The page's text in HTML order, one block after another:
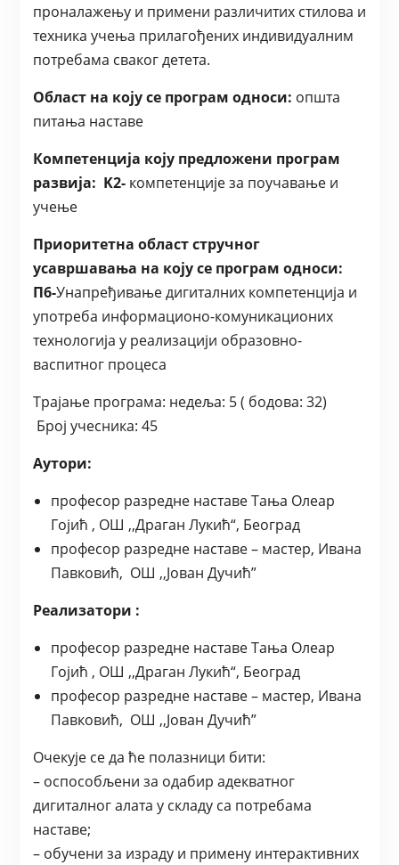
проналажењу и примени различитих стилова и
техника учења прилагођених индивидуалним
потребама сваког детета.
Област на коју се програм односи: општа
питања наставе
Компетенција коју предложени програм
развија: K2- компетенције за поучавање и
учење
Приоритетна област стручног
усавршавања на коју се програм односи:
П6-Унапређивање дигиталних компетенција и
употреба информационо-комуникационих
технологија у реализацији образовно-
васпитног процеса
Трајање програма: недеља: 5 ( бодова: 32)
Број учесника: 45
Аутори:
професор разредне наставе Тања Олеар
Гојић , ОШ ,,Драган Лукић“, Београд
професор разредне наставе – мастер, Ивана
Павковић, ОШ ,,Јован Дучић”
Реализатори :
професор разредне наставе Тања Олеар
Гојић , ОШ ,,Драган Лукић“, Београд
професор разредне наставе – мастер, Ивана
Павковић, ОШ ,,Јован Дучић”
Очекује се да ће полазници бити:
– оспособљени за одабир адекватног
дигиталног алата у складу са потребама
наставе;
– обучени за израду и примену интерактивних